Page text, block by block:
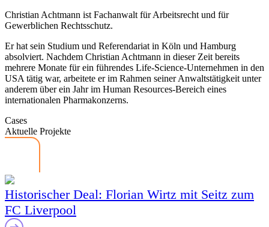
Christian Achtmann ist Fachanwalt für Arbeitsrecht und für
Gewerblichen Rechtsschutz.
Er hat sein Studium und Referendariat in Köln und Hamburg
absolviert. Nachdem Christian Achtmann in dieser Zeit bereits
mehrere Monate für ein führendes Life-Science-Unternehmen in den
USA tätig war, arbeitete er im Rahmen seiner Anwaltstätigkeit unter
anderem über ein Jahr im Human Resources-Bereich eines
internationalen Pharmakonzerns.
Cases
Aktuelle Projekte
Historischer Deal: Florian Wirtz mit Seitz zum
FC Liverpool